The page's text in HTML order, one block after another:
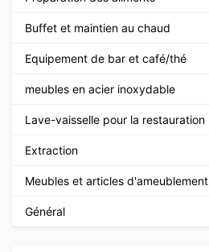
Buffet et maintien au chaud
Equipement de bar et café/thé
meubles en acier inoxydable
Lave-vaisselle pour la restauration
Extraction
Meubles et articles d'ameublement
Général